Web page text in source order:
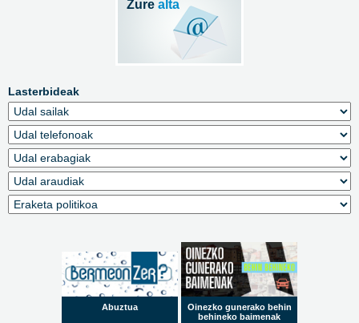
Lasterbideak
Abuztua
Oinezko gunerako behin
behineko baimenak
Zure alta